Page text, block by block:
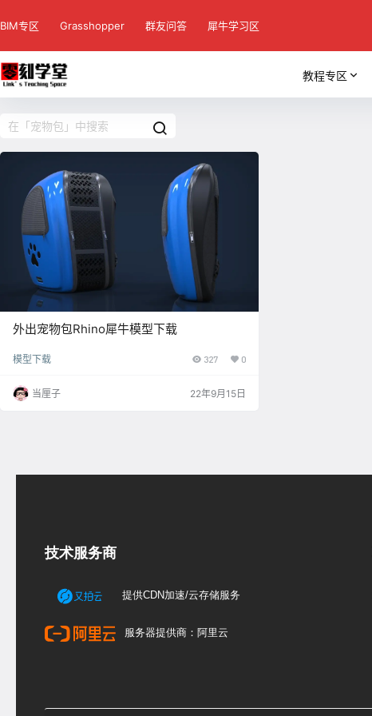
BIM专区 Grasshopper 群友问答 犀牛学习区
教程专区
外出宠物包Rhino犀牛模型下载
模型下载 327 0
当厘子 22年9月15日
技术服务商
提供CDN加速/云存储服务
服务器提供商：阿里云